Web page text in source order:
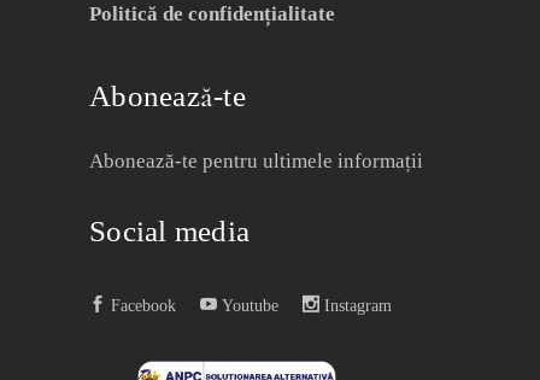
Politică de confidențialitate
Abonează-te
Abonează-te pentru ultimele informații
Social media
Facebook Youtube Instagram